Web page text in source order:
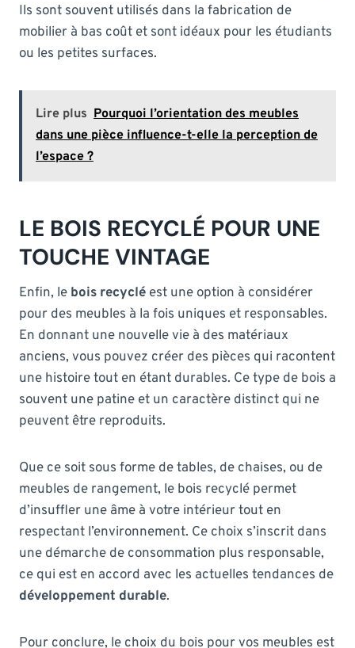
Ils sont souvent utilisés dans la fabrication de
mobilier à bas coût et sont idéaux pour les étudiants
ou les petites surfaces.
Lire plus Pourquoi l’orientation des meubles
dans une pièce influence-t-elle la perception de
l’espace ?
LE BOIS RECYCLÉ POUR UNE
TOUCHE VINTAGE
Enfin, le bois recyclé est une option à considérer
pour des meubles à la fois uniques et responsables.
En donnant une nouvelle vie à des matériaux
anciens, vous pouvez créer des pièces qui racontent
une histoire tout en étant durables. Ce type de bois a
souvent une patine et un caractère distinct qui ne
peuvent être reproduits.
Que ce soit sous forme de tables, de chaises, ou de
meubles de rangement, le bois recyclé permet
d’insuffler une âme à votre intérieur tout en
respectant l’environnement. Ce choix s’inscrit dans
une démarche de consommation plus responsable,
ce qui est en accord avec les actuelles tendances de
développement durable.
Pour conclure, le choix du bois pour vos meubles est